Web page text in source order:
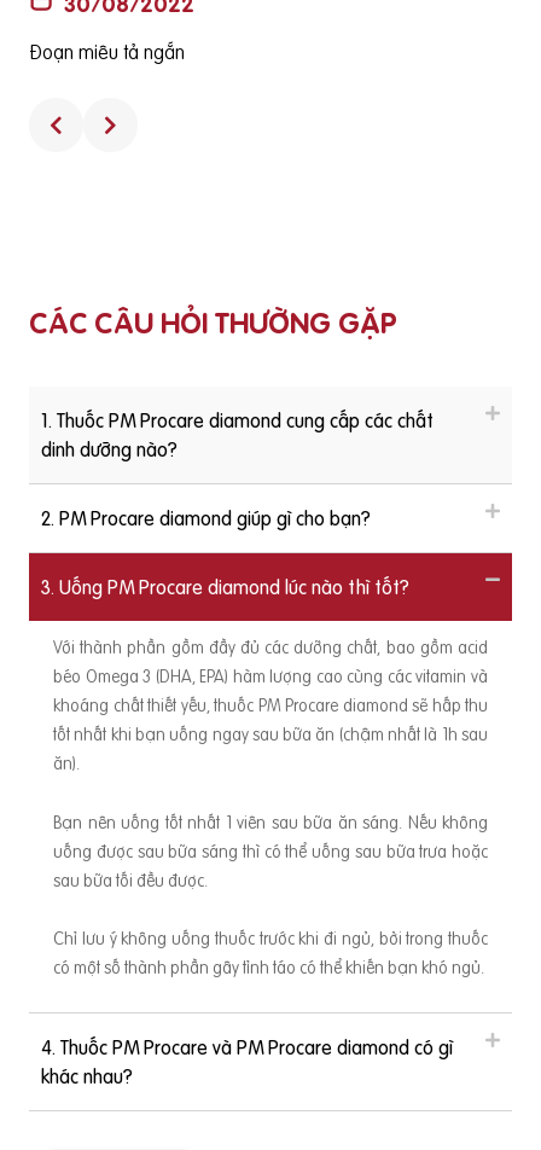
Đoạn miêu tả ngắn
CÁC CÂU HỎI THƯỜNG GẶP
1. Thuốc PM Procare diamond cung cấp các chất
dinh dưỡng nào?
2. PM Procare diamond giúp gì cho bạn?
3. Uống PM Procare diamond lúc nào thì tốt?
Với thành phần gồm đầy đủ các dưỡng chất, bao gồm acid
béo Omega 3 (DHA, EPA) hàm lượng cao cùng các vitamin và
khoáng chất thiết yếu, thuốc PM Procare diamond sẽ hấp thu
tốt nhất khi bạn uống ngay sau bữa ăn (chậm nhất là 1h sau
ăn).
Bạn nên uống tốt nhất 1 viên sau bữa ăn sáng. Nếu không
uống được sau bữa sáng thì có thể uống sau bữa trưa hoặc
sau bữa tối đều được.
Chỉ lưu ý không uống thuốc trước khi đi ngủ, bởi trong thuốc
có một số thành phần gây tỉnh táo có thể khiến bạn khó ngủ.
4. Thuốc PM Procare và PM Procare diamond có gì
khác nhau?